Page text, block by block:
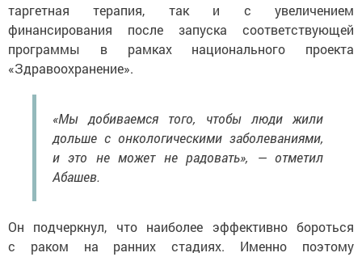
таргетная терапия, так и с увеличением
финансирования после запуска соответствующей
программы в рамках национального проекта
«Здравоохранение».
«Мы добиваемся того, чтобы люди жили
дольше с онкологическими заболеваниями,
и это не может не радовать», — отметил
Абашев.
Он подчеркнул, что наиболее эффективно бороться
с раком на ранних стадиях. Именно поэтому